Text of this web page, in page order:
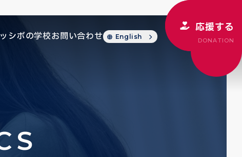
シボの学校お問い合わせ English
応援する
DONATION